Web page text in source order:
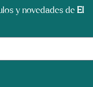
y novedades de El